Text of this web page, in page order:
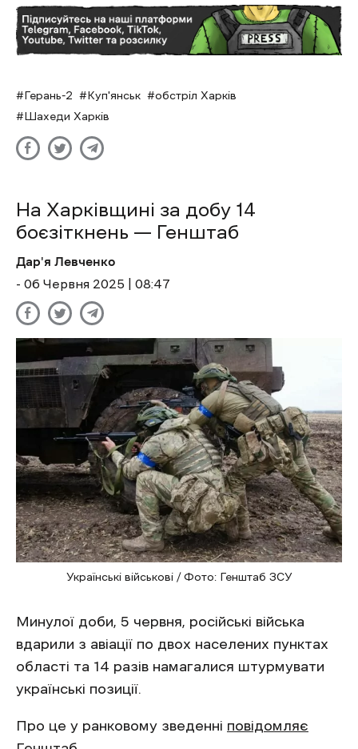
Герань-2 Куп'янськ
обстріл Харків
Шахеди Харків
На Харківщині за добу 14
боєзіткнень — Генштаб
Дар'я Левченко
- 06 Червня 2025 | 08:47
Українські військові / Фото: Генштаб ЗСУ
Минулої доби, 5 червня, російські війська
вдарили з авіації по двох населених пунктах
області та 14 разів намагалися штурмувати
українські позиції.
Про це у ранковому зведенні повідомляє